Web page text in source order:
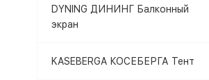
DYNING ДИНИНГ Балконный
экран
KASEBERGA КОСЕБЕРГА Тент